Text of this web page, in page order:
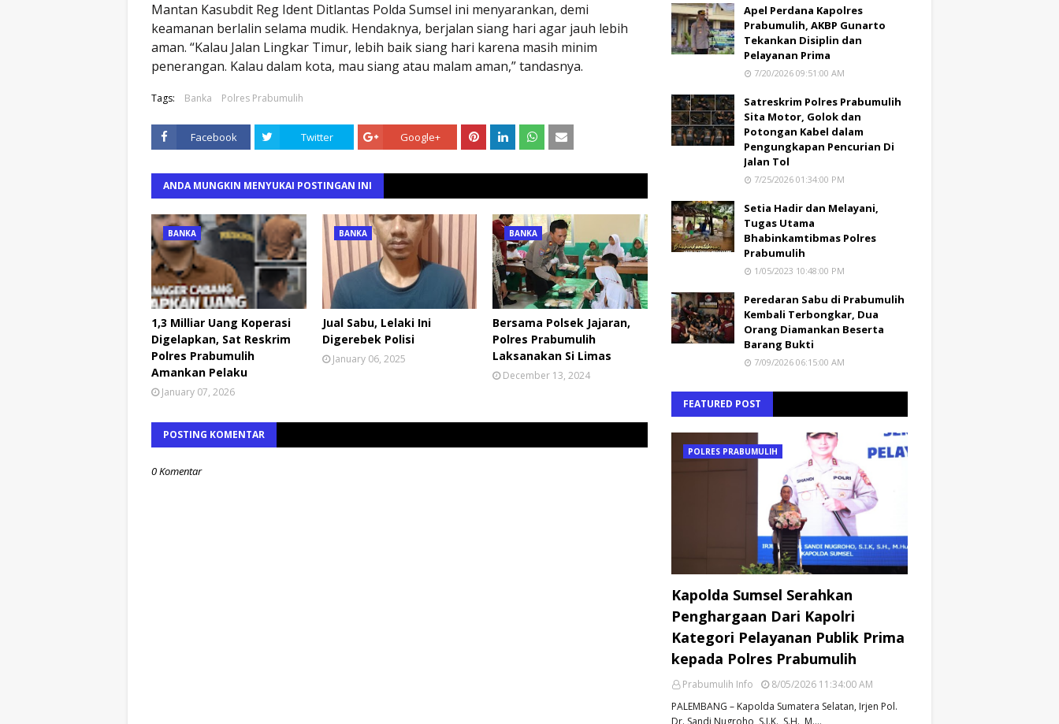
Mantan Kasubdit Reg Ident Ditlantas Polda Sumsel ini menyarankan, demi
keamanan berlalin selama mudik. Hendaknya, berjalan siang hari agar jauh lebih
aman. “Kalau Jalan Lingkar Timur, lebih baik siang hari karena masih minim
penerangan. Kalau dalam kota, mau siang atau malam aman,” tandasnya.
Tags: Banka Polres Prabumulih
Facebook Twitter Google+
ANDA MUNGKIN MENYUKAI POSTINGAN INI
BANKA
1,3 Milliar Uang Koperasi
Digelapkan, Sat Reskrim
Polres Prabumulih
Amankan Pelaku
January 07, 2026
BANKA
Jual Sabu, Lelaki Ini
Digerebek Polisi
January 06, 2025
BANKA
Bersama Polsek Jajaran,
Polres Prabumulih
Laksanakan Si Limas
December 13, 2024
POSTING KOMENTAR
0 Komentar
Apel Perdana Kapolres
Prabumulih, AKBP Gunarto
Tekankan Disiplin dan
Pelayanan Prima
7/20/2026 09:51:00 AM
Satreskrim Polres Prabumulih
Sita Motor, Golok dan
Potongan Kabel dalam
Pengungkapan Pencurian Di
Jalan Tol
7/25/2026 01:34:00 PM
Setia Hadir dan Melayani,
Tugas Utama
Bhabinkamtibmas Polres
Prabumulih
1/05/2023 10:48:00 PM
Peredaran Sabu di Prabumulih
Kembali Terbongkar, Dua
Orang Diamankan Beserta
Barang Bukti
7/09/2026 06:15:00 AM
FEATURED POST
POLRES PRABUMULIH
Kapolda Sumsel Serahkan
Penghargaan Dari Kapolri
Kategori Pelayanan Publik Prima
kepada Polres Prabumulih
Prabumulih Info
8/05/2026 11:34:00 AM
PALEMBANG – Kapolda Sumatera Selatan, Irjen Pol.
Dr. Sandi Nugroho, S.I.K., S.H., M.…